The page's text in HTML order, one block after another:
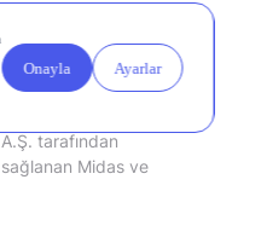
sunulmaktadır.
Sunulan hizmetlere
erişim Midas
A.Ş. tarafından
sağlanan Midas ve